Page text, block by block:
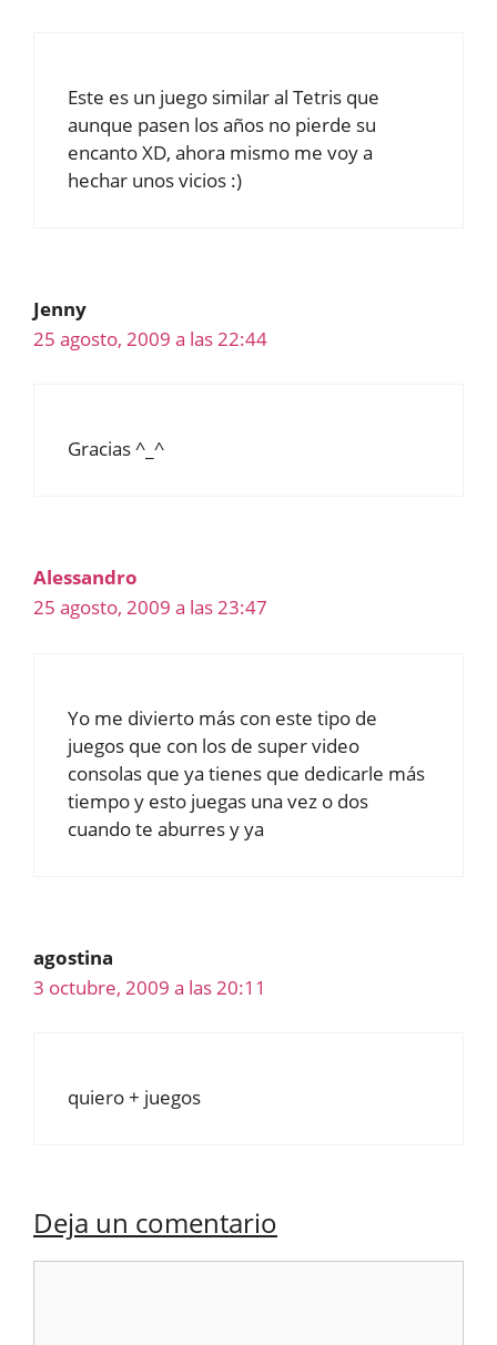
Este es un juego similar al Tetris que
aunque pasen los años no pierde su
encanto XD, ahora mismo me voy a
hechar unos vicios :)
Jenny
25 agosto, 2009 a las 22:44
Gracias ^_^
Alessandro
25 agosto, 2009 a las 23:47
Yo me divierto más con este tipo de
juegos que con los de super video
consolas que ya tienes que dedicarle más
tiempo y esto juegas una vez o dos
cuando te aburres y ya
agostina
3 octubre, 2009 a las 20:11
quiero + juegos
Deja un comentario